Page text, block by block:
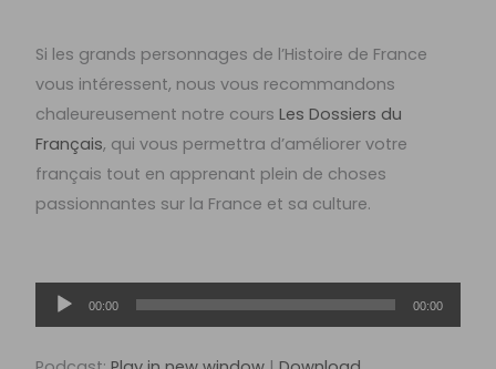
Si les grands personnages de l’Histoire de France
vous intéressent, nous vous recommandons
chaleureusement notre coursLes Dossiers du
Français, qui vous permettra d’améliorer votre
français tout en apprenant plein de choses
passionnantes sur la France et sa culture.
Lecteur
audio
00:00 00:00